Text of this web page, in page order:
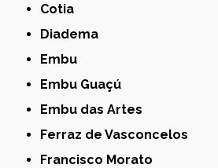
Cotia
Diadema
Embu
Embu Guaçú
Embu das Artes
Ferraz de Vasconcelos
Francisco Morato